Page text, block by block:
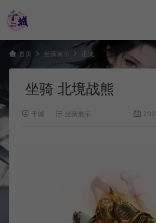
首页 坐骑展示 正文
坐骑 北境战熊
千城 坐骑展示